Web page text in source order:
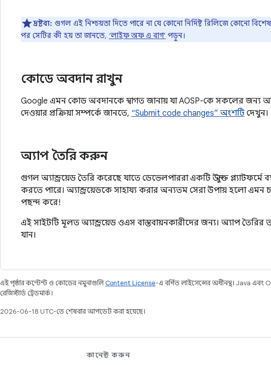
দ্রষ্টব্য: গুগল এই নিশ্চয়তা দিতে পারে না যে কোনো নির্দিষ্ট রিলিজে কোনো
পর সেটির কী হয় তা জানতে, ‘লাইফ অফ এ বাগ’ পড়ুন।
কোডে অবদান রাখুন
Google এমন কোড অবদানকে স্বাগত জানায় যা AOSP-কে সকলের জন্য
দেওয়ার প্রক্রিয়া সম্পর্কে জানতে, “Submit code changes” অংশটি দেখুন।
অ্যাপ তৈরি করুন
গুগল অ্যান্ড্রয়েড তৈরি করেছে যাতে ডেভেলপাররা একটি উন্মুক্ত
করতে পারে। অ্যান্ড্রয়েডকে সাহায্য করার অন্যতম সেরা উপায় হলো এমন
পছন্দ করে!
এই সাইটটি মূলত অ্যান্ড্রয়েড ওএস বাস্তবায়নকারীদের জন্য। অ্যাপ তৈরির
যান।
এই পৃষ্ঠার কন্টেন্ট ও কোডের নমুনাগুলিContent License-এ বর্ণিত লাইসেন্সের অধীনস্থ। Java
রেজিস্টার্ড ট্রেডমার্ক।
2026-06-18 UTC-তে শেষবার আপডেট করা হয়েছে।
কানেক্ট করুন